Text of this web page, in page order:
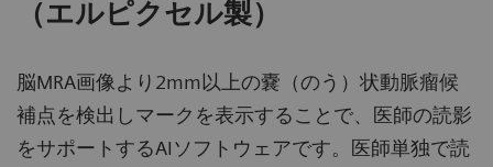
（エルピクセル製）
脳MRA画像より2mm以上の嚢（のう）状動脈瘤候
補点を検出しマークを表示することで、医師の読影
をサポートするAIソフトウェアです。医師単独で読